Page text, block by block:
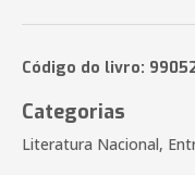
Código do livro:
Categorias
Literatura Nacional,